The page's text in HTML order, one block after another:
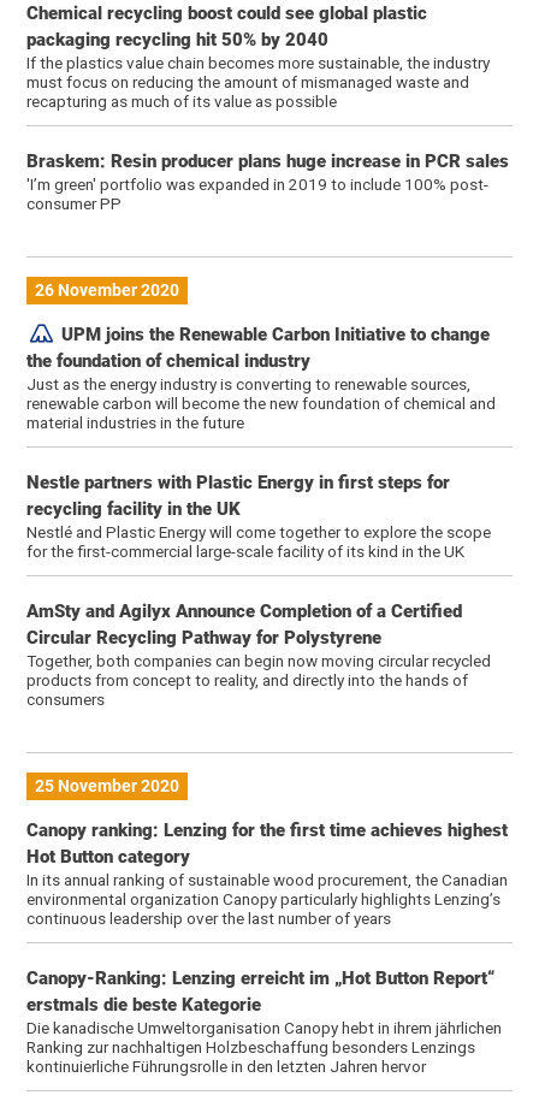
Chemical recycling boost could see global plastic
packaging recycling hit 50% by 2040
If the plastics value chain becomes more sustainable, the industry
must focus on reducing the amount of mismanaged waste and
recapturing as much of its value as possible
Braskem: Resin producer plans huge increase in PCR sales
'I’m green' portfolio was expanded in 2019 to include 100% post-
consumer PP
26 November 2020
UPM joins the Renewable Carbon Initiative to change
the foundation of chemical industry
Just as the energy industry is converting to renewable sources,
renewable carbon will become the new foundation of chemical and
material industries in the future
Nestle partners with Plastic Energy in first steps for
recycling facility in the UK
Nestlé and Plastic Energy will come together to explore the scope
for the first-commercial large-scale facility of its kind in the UK
AmSty and Agilyx Announce Completion of a Certified
Circular Recycling Pathway for Polystyrene
Together, both companies can begin now moving circular recycled
products from concept to reality, and directly into the hands of
consumers
25 November 2020
Canopy ranking: Lenzing for the first time achieves highest
Hot Button category
In its annual ranking of sustainable wood procurement, the Canadian
environmental organization Canopy particularly highlights Lenzing’s
continuous leadership over the last number of years
Canopy-Ranking: Lenzing erreicht im „Hot Button Report“
erstmals die beste Kategorie
Die kanadische Umweltorganisation Canopy hebt in ihrem jährlichen
Ranking zur nachhaltigen Holzbeschaffung besonders Lenzings
kontinuierliche Führungsrolle in den letzten Jahren hervor